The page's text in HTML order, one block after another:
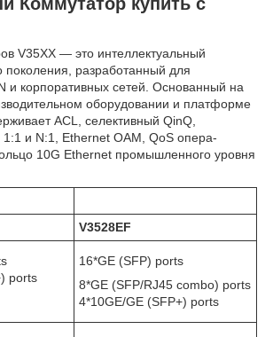
V35XX — это интеллектуальный
поколения, разработанный для
и корпоративных сетей. Основанный на
оборудовании и платформе
ACL, селективный QinQ,
и N:1, Ethernet OAM, QoS опера-
10G Ethernet промышленного уровня
V3528EF
ports
16*GE (SFP) ports
8*GE (SFP/RJ45 combo) ports
4*10GE/GE (SFP+) ports